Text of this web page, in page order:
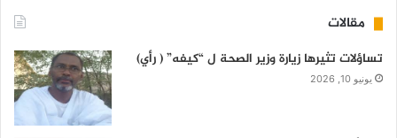
مقالات
تساؤلات تثيرها زيارة وزير الصحة ل “كيفه” ( رأي)
يونيو 10, 2026